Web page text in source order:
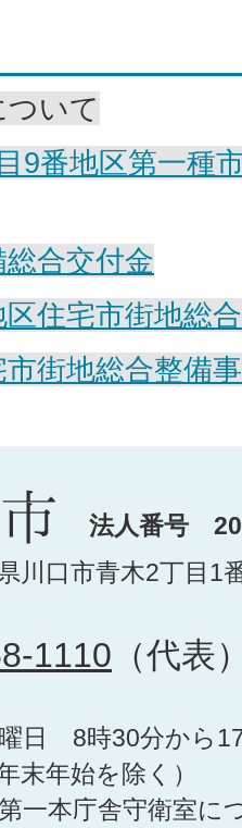
いて
9番地区第一種
合交付金
区住宅市街地総
街地総合整備
法人番号
川口市青木2丁目1
1110 （代表
曜日 8時30分から
末年始を除く）
一本庁舎守衛室に